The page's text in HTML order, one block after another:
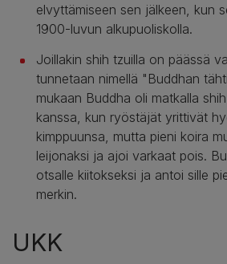
elvyttämiseen sen jälkeen, kun
1900-luvun alkupuoliskolla.
Joillakin shih tzuilla on päässä
tunnetaan nimellä "Buddhan
mukaan Buddha oli matkalla
kanssa, kun ryöstäjät yrittivät
kimppuunsa, mutta pieni koira
leijonaksi ja ajoi varkaat pois.
otsalle kiitokseksi ja antoi sille
merkin.
UKK